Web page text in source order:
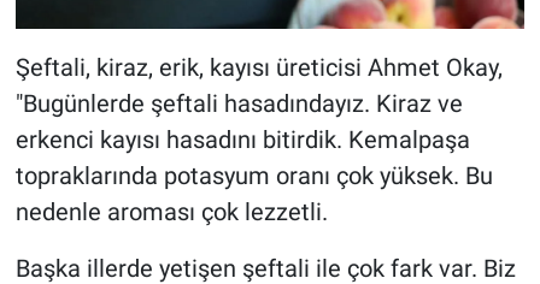
Şeftali, kiraz, erik, kayısı üreticisi Ahmet Okay,
"Bugünlerde şeftali hasadındayız. Kiraz ve
erkenci kayısı hasadını bitirdik. Kemalpaşa
topraklarında potasyum oranı çok yüksek. Bu
nedenle aroması çok lezzetli.
Başka illerde yetişen şeftali ile çok fark var. Biz